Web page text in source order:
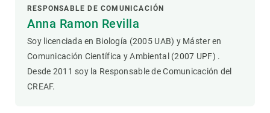
RESPONSABLE DE COMUNICACIÓN
Anna Ramon Revilla
Soy licenciada en Biología (2005 UAB) y Máster en
Comunicación Científica y Ambiental (2007 UPF) .
Desde 2011 soy la Responsable de Comunicación del
CREAF.